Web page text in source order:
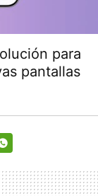
para
pantallas